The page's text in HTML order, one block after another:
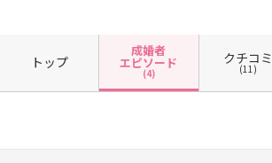
トップ
成婚者
エピソード
(4)
クチコミ
(11)